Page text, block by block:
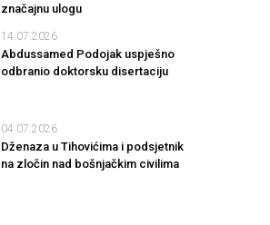
značajnu ulogu
14.07.2026
Abdussamed Podojak uspješno
odbranio doktorsku disertaciju
04.07.2026
Dženaza u Tihovićima i podsjetnik
na zločin nad bošnjačkim civilima